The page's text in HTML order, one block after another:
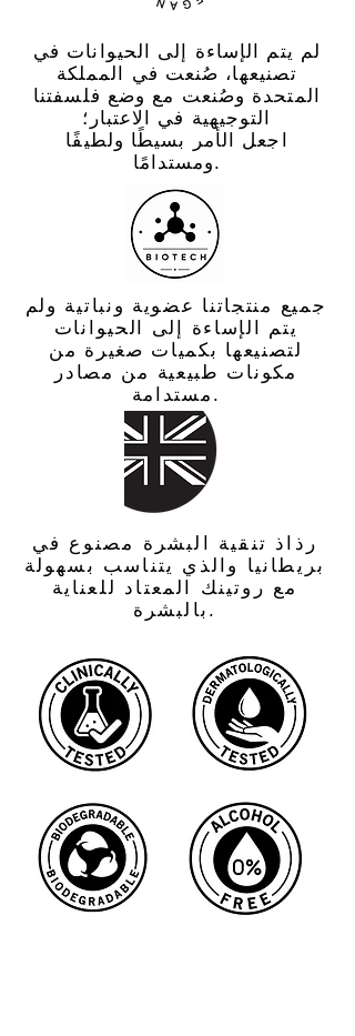
لم يتم الإساءة إلى الحيوانات في
تصنيعها، صُنعت في المملكة
المتحدة وصُنعت مع وضع فلسفتنا
التوجيهية في الاعتبار؛
اجعل الأمر بسيطًا ولطيفًا
ومستدامًا.
جميع منتجاتنا عضوية ونباتية ولم
يتم الإساءة إلى الحيوانات
لتصنيعها بكميات صغيرة من
مكونات طبيعية من مصادر
مستدامة.
رذاذ تنقية البشرة مصنوع في
بريطانيا والذي يتناسب بسهولة
مع روتينك المعتاد للعناية
بالبشرة.